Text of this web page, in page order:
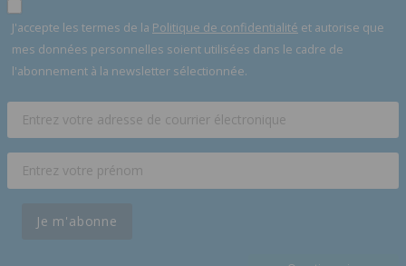
J'accepte les termes de la Politique de confidentialité et autorise que
mes données personnelles soient utilisées dans le cadre de
l'abonnement à la newsletter sélectionnée.
Je m'abonne